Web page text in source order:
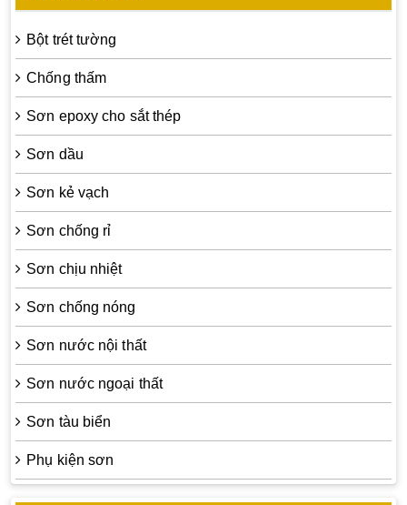
Bột trét tường
Chống thấm
Sơn epoxy cho sắt thép
Sơn dầu
Sơn kẻ vạch
Sơn chống rỉ
Sơn chịu nhiệt
Sơn chống nóng
Sơn nước nội thất
Sơn nước ngoại thất
Sơn tàu biển
Phụ kiện sơn